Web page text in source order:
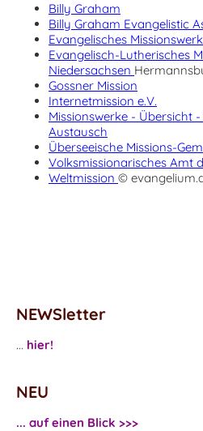
Billy Graham
Billy Graham Evangelistic
Evangelisches
Evangelisch-Lutherisches
Niedersachsen
Gossner Mission
Internetmission e.V.
Missionswerke - Übersicht
Austausch
Überseeische Missions-
Volksmissionarisches Amt
Weltmission ©
NEWSletter
... hier!
NEU
... auf einen Blick >>>